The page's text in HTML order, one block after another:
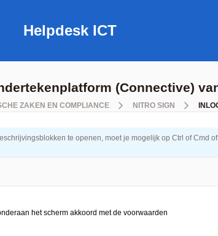
Helpdesk ICT
(Connective)
ZAKEN EN COMPLIANCE NITRO SIGN
te openen, moet je mogelijk op Ctrl of Cmd